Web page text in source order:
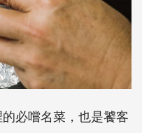
必嚐名菜，也是饕客